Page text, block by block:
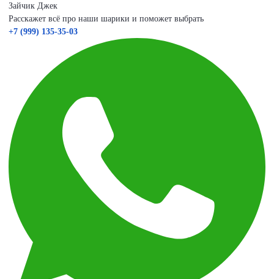
Зайчик Джек
Расскажет всё про наши шарики и поможет выбрать
+7 (999) 135-35-03